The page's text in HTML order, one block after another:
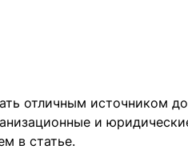
отличным источником
и
в статье.